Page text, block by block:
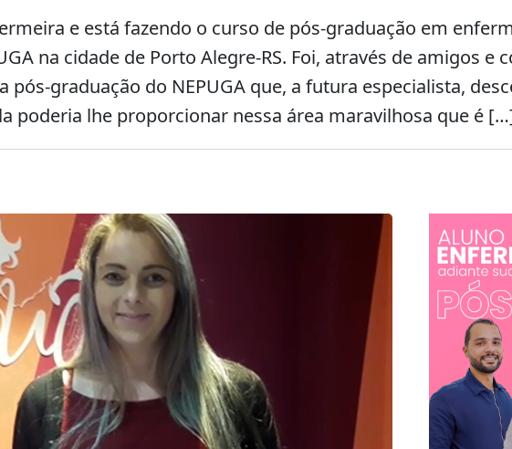
e está fazendo o curso de pós-graduação em
na cidade de Porto Alegre-RS. Foi, através de amigos e
pós-graduação do NEPUGA que, a futura especialista,
poderia lhe proporcionar nessa área maravilhosa que é